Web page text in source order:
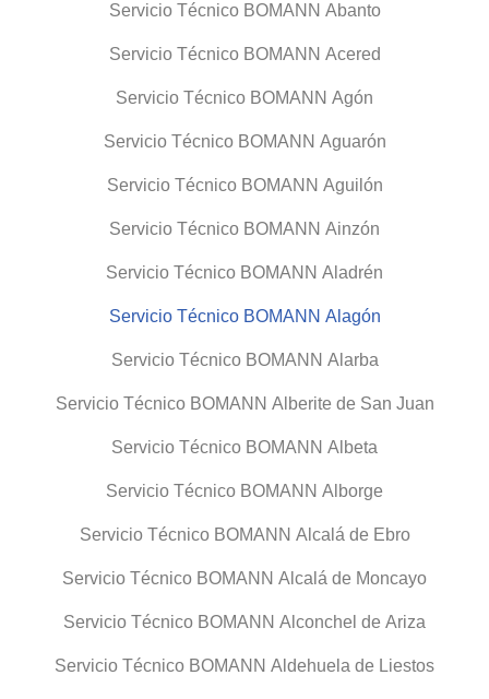
Servicio Técnico BOMANN Abanto
Servicio Técnico BOMANN Acered
Servicio Técnico BOMANN Agón
Servicio Técnico BOMANN Aguarón
Servicio Técnico BOMANN Aguilón
Servicio Técnico BOMANN Ainzón
Servicio Técnico BOMANN Aladrén
Servicio Técnico BOMANN Alagón
Servicio Técnico BOMANN Alarba
Servicio Técnico BOMANN Alberite de San Juan
Servicio Técnico BOMANN Albeta
Servicio Técnico BOMANN Alborge
Servicio Técnico BOMANN Alcalá de Ebro
Servicio Técnico BOMANN Alcalá de Moncayo
Servicio Técnico BOMANN Alconchel de Ariza
Servicio Técnico BOMANN Aldehuela de Liestos